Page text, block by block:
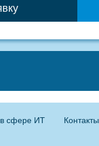
сфере ИТ Контакты